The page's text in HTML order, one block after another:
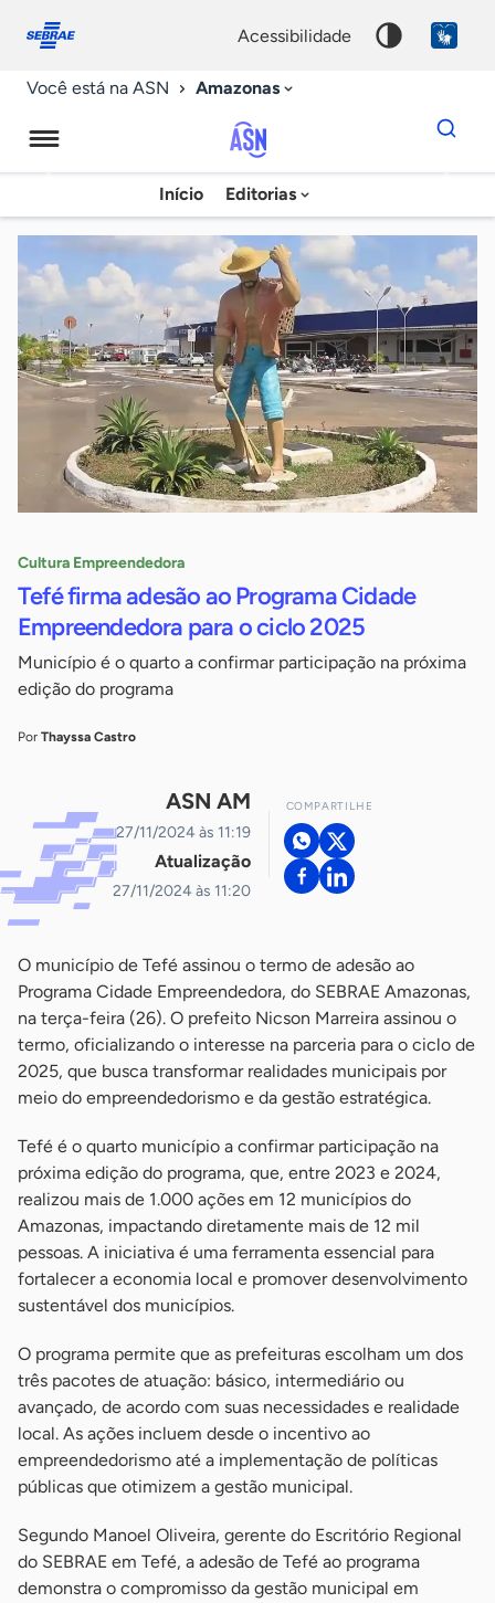
conosco
acessibilidade
Você está na ASN Amazonas
Agência
Sebrae
de
Notícias
Início Editorias
Dados
para
chave
Cultura Empreendedora
Tefé firma adesão ao Programa Cidade
Empreendedora para o ciclo 2025
Município é o quarto a confirmar participação na próxima
edição do programa
Por Thayssa Castro
ASN AM
27/11/2024 às 11:19
Atualização
27/11/2024 às 11:20
COMPARTILHE
O município de Tefé assinou o termo de adesão ao
Programa Cidade Empreendedora, do SEBRAE Amazonas,
na terça-feira (26). O prefeito Nicson Marreira assinou o
termo, oficializando o interesse na parceria para o ciclo de
2025, que busca transformar realidades municipais por
meio do empreendedorismo e da gestão estratégica.
Tefé é o quarto município a confirmar participação na
próxima edição do programa, que, entre 2023 e 2024,
realizou mais de 1.000 ações em 12 municípios do
Amazonas, impactando diretamente mais de 12 mil
pessoas. A iniciativa é uma ferramenta essencial para
fortalecer a economia local e promover desenvolvimento
sustentável dos municípios.
O programa permite que as prefeituras escolham um dos
três pacotes de atuação: básico, intermediário ou
avançado, de acordo com suas necessidades e realidade
local. As ações incluem desde o incentivo ao
empreendedorismo até a implementação de políticas
públicas que otimizem a gestão municipal.
Segundo Manoel Oliveira, gerente do Escritório Regional
do SEBRAE em Tefé, a adesão de Tefé ao programa
demonstra o compromisso da gestão municipal em